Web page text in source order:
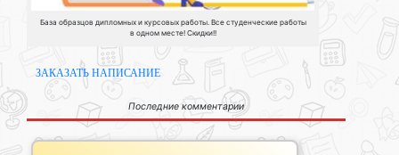
База образцов дипломных и курсовых работы. Все студенческие работы
в одном месте! Скидки!!
ЗАКАЗАТЬ НАПИСАНИЕ
Последние комментарии